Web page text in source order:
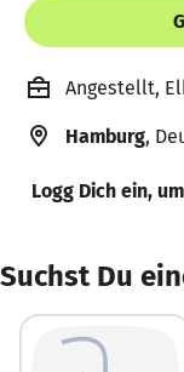
Angestellt,
Hamburg,
Logg Dich ein,
Suchst Du